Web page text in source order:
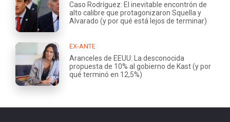
Caso Rodríguez: El inevitable encontrón de
alto calibre que protagonizaron Squella y
Alvarado (y por qué está lejos de terminar)
EX-ANTE
Aranceles de EEUU: La desconocida
propuesta de 10% al gobierno de Kast (y por
qué terminó en 12,5%)